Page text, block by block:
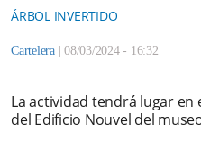
ÁRBOL INVERTIDO
Cartelera | 08/03/2024 - 16:32
La actividad tendrá lugar en
del Edificio Nouvel del